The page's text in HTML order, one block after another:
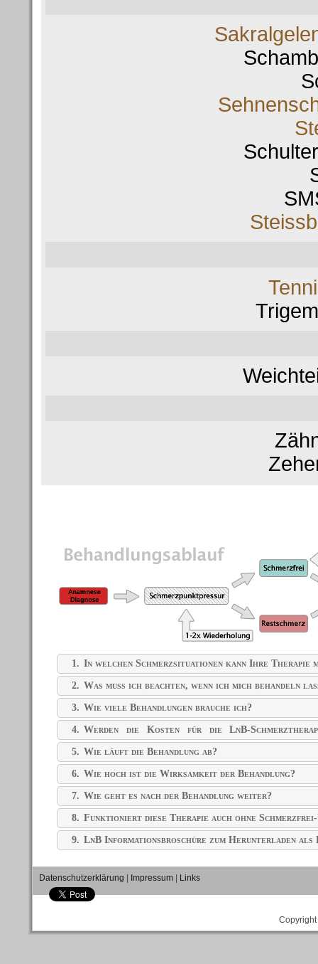
1. In welchen Schmerzsituationen kann Ihre Therapie
2. Was muss ich beachten, wenn ich mich behandeln
3. Wie viele Behandlungen brauche ich?
4. Werden die Kosten für die LnB-
übernommen?
5. Wie läuft die Behandlung ab?
6. Wie hoch ist die Wirksamkeit der Behandlung?
7. Wie geht es nach der Behandlung weiter?
8. Funktioniert diese Therapie auch ohne Schmerzfrei-
9. LnB Informationsbroschüre zum Herunterladen als
Datenschutzerklärung Impressum Links